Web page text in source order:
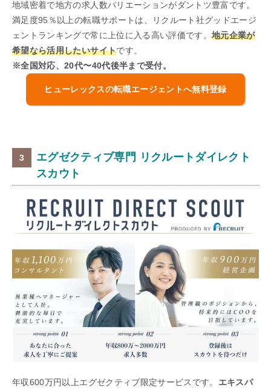
地域密着で地方の求人数バリエーションがダントツ豊富です。
満足度95％以上の転職サポートは、リクルート社グッドエージ
ェントランキングで常に上位に入る高い評価です。地元企業が
希望なら活用したいサイトです。
※全国対応、20代〜40代後半まで受付。
ヒューレックスの転職エージェントへ無料登録
エグゼクティブ専門 リクルートダイレクト
スカウト
年収600万円以上エグゼクティブ限定サービスです。 エキスパ